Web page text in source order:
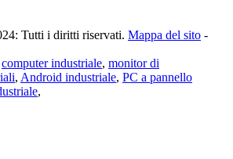
Tutti i diritti riservati. Mappa del sito -
computer industriale, monitor di
, Android industriale, PC a pannello
,